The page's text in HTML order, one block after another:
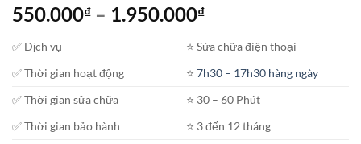
550.000₫ – 1.950.000₫Khoảng
từ
550.000₫
đến
1.950.000₫
✅ Dịch vụ
⭐️ Sửa chữa điện thoại
✅ Thời gian hoạt động
⭐️7h30 – 17h30 hàng ngày
✅ Thời gian sửa chữa
⭐️ 30 – 60 Phút
✅ Thời gian bảo hành
⭐️ 3 đến 12 tháng